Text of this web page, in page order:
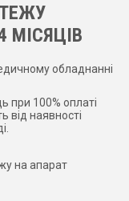
МІСЯЦІВ
обладнанні
при 100% оплаті
від наявності
на апарат